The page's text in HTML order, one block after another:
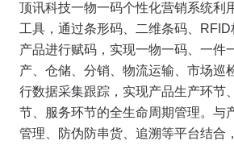
顶讯科技一物一码个性化营销系统利
工具，通过条形码、二维条码、
产品进行赋码，实现一物一码、一件
产、仓储、分销、物流运输、市场巡
行数据采集跟踪，实现产品生产环节
节、服务环节的全生命周期管理。与
管理、防伪防串货、追溯等平台结合